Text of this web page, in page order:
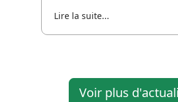
Lire la suite...
Voir plus